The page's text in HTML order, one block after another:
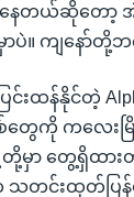
နေတယ်ဆိုတော့
ာပဲ။ ကျနော်တို့
းထန်နိုင်တဲ့
တွေကို ကလေးမ
တို့မှာ တွေ့ရှိထာ
သတင်းထုတ်ပြ